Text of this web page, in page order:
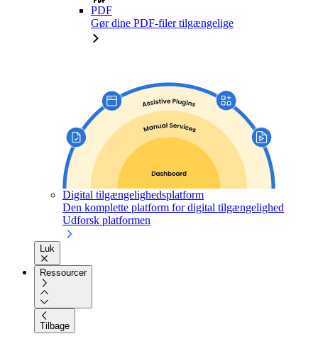
PDF
Gør dine PDF-filer tilgængelige
Digital tilgængelighedsplatform
Den komplette platform for digital tilgængelighed
Udforsk platformen
Luk
Ressourcer
Tilbage